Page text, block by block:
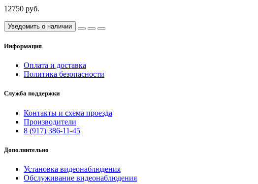
12750 руб.
Уведомить о наличии
Информация
Оплата и доставка
Политика безопасности
Служба поддержки
Контакты и схема проезда
Производители
8 (917) 386-11-45
Дополнительно
Установка видеонаблюдения
Обслуживание видеонаблюдения